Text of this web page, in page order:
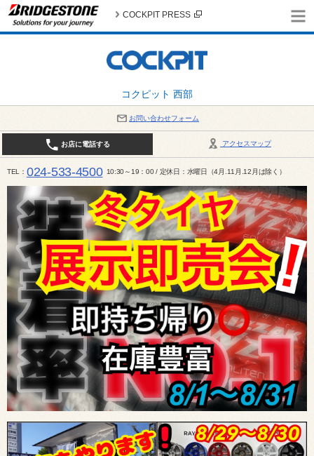
コクピット 西部
COCKPIT PRESS
お問い合わせフォーム
アクセスマップ
お店に電話する
TEL 024-533-4500 10:30～19：00 / 定休日：水曜日（4月.11月.12月